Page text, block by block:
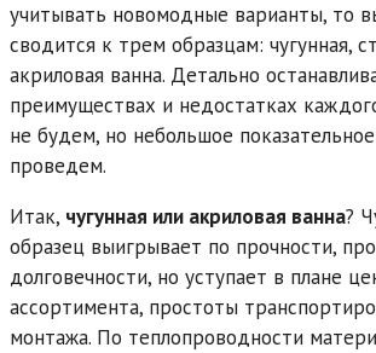
учитывать новомодные варианты, то
сводится к трем образцам: чугунная,
акриловая ванна. Детально
преимуществах и недостатках
не будем, но небольшое
проведем.
Итак, чугунная или акриловая ванна?
образец выигрывает по прочности,
долговечности, но уступает в плане
ассортимента, простоты
монтажа. По теплопроводности